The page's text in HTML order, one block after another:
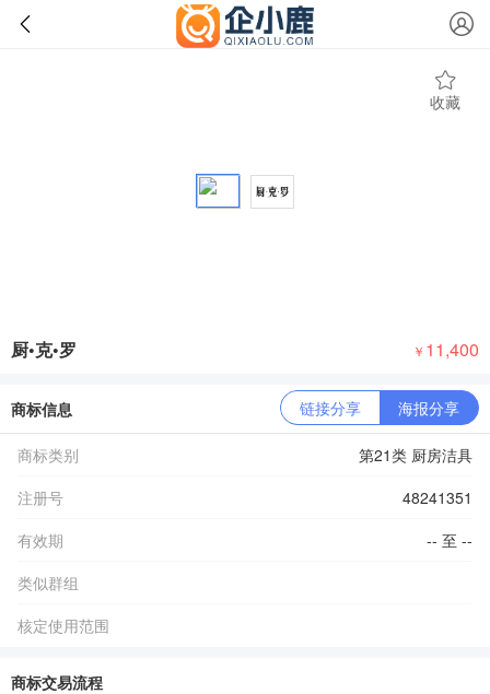
收藏
厨•克•罗 ￥ 11,400
商标信息 链接分享 海报分享
商标类别
第21类 厨房洁具
注册号
48241351
有效期
-- 至 --
类似群组
核定使用范围
商标交易流程